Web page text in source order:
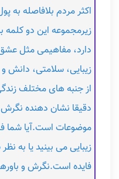
اکثر مردم بلافاصله به
زیرمجموعه این دو کلمه
دارد، مفاهیمی مثل
زیبایی، سلامتی، دانش
از جنبه های مختلف
دقیقا نشان دهنده
موضوعات است.آیا شما
زیبایی می بینید یا به
فایده است.نگرش و